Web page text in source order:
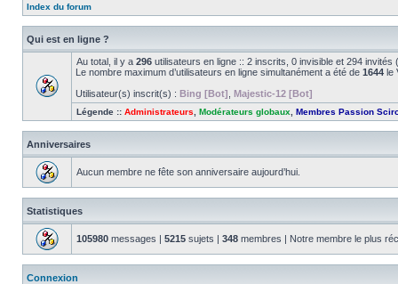
Index du forum
Qui est en ligne ?
Au total, il y a 296 utilisateurs en ligne :: 2 inscrits, 0 invisible et 294
Le nombre maximum d’utilisateurs en ligne simultanément a été de 1644 le
Utilisateur(s) inscrit(s) : Bing [Bot] Majestic-12 [Bot]
Légende :: Administrateurs Modérateurs globaux Membres Passion
Anniversaires
Aucun membre ne fête son anniversaire aujourd’hui.
Statistiques
105980 messages | 5215 sujets | 348 membres | Notre membre le plus
Connexion